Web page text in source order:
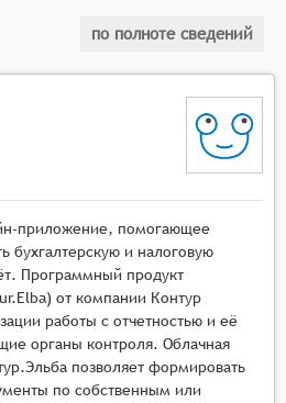
и плана счетов компании;
расчёты с клиентами и
расчёты с поставщиками для
и заказов на покупку;
и доходы, а также
реализуемых
и услуг;
банковскими счетами и
(чек, кредитная карта и т.
взносы;
создавать записи
проводок и
по полноте сведений
приложение, помогающее
бухгалтерскую и налоговую
Программный продукт
от компании Контур
работы с отчетностью и её
органы контроля. Облачная
позволяет формировать
по собственным или